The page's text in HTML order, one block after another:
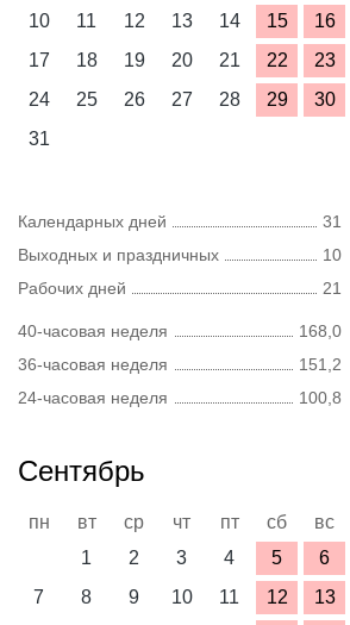
10
11 12 13 14 15
16
17
18 19 20 21 22
23
24
25 26 27 28 29
30
31
Календарных дней
31
Выходных и праздничных
10
Рабочих дней
21
40-часовая неделя
168,0
36-часовая неделя
151,2
24-часовая неделя
100,8
Сентябрь
пн вт ср чт пт сб
вс
1
2 3 4 5
6
7
8 9 10 11 12
13